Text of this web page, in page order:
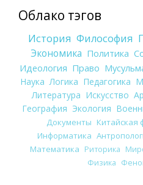
Облако тэгов
История Философия
Экономика Политика
Идеология Право
Наука Логика Педагогика
Литература Искусство
География Экология
Документы Китайская
Информатика
Математика Риторика
Физика